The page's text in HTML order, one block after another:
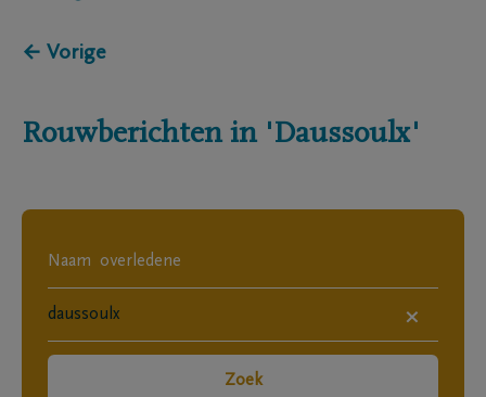
← Vorige
Rouwberichten in 'Daussoulx'
×
Zoek